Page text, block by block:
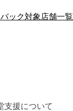
ック対象店舗一覧
支援について